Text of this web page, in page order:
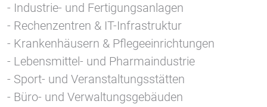
- Industrie- und Fertigungsanlagen
- Rechenzentren & IT-Infrastruktur
- Krankenhäusern & Pflegeeinrichtungen
- Lebensmittel- und Pharmaindustrie
- Sport- und Veranstaltungsstätten
- Büro- und Verwaltungsgebäuden